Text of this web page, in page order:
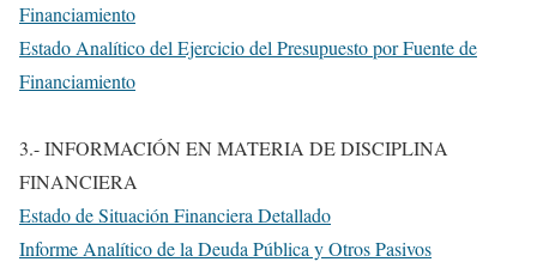
Financiamiento
Estado Analítico del Ejercicio del Presupuesto por Fuente de
Financiamiento
3.- INFORMACIÓN EN MATERIA DE DISCIPLINA
FINANCIERA
Estado de Situación Financiera Detallado
Informe Analítico de la Deuda Pública y Otros Pasivos